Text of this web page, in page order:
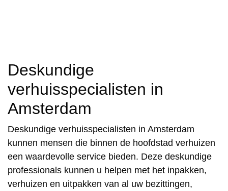
Deskundige
verhuisspecialisten in
Amsterdam
Deskundige verhuisspecialisten in Amsterdam
kunnen mensen die binnen de hoofdstad verhuizen
een waardevolle service bieden. Deze deskundige
professionals kunnen u helpen met het inpakken,
verhuizen en uitpakken van al uw bezittingen,